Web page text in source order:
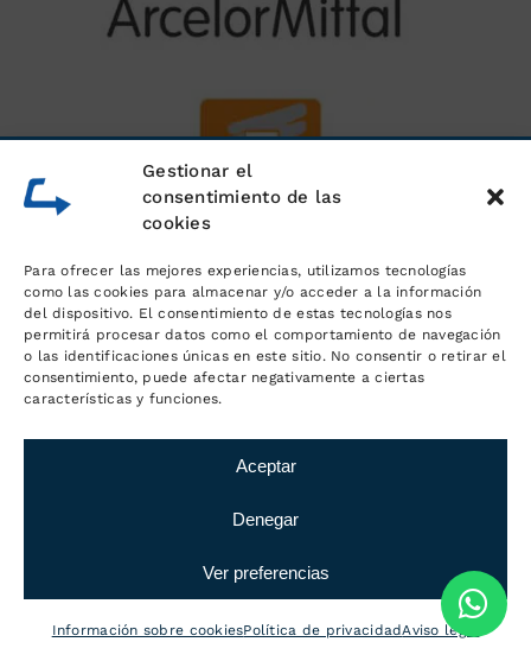
Gestionar el
consentimiento de las
cookies
Para ofrecer las mejores experiencias, utilizamos tecnologías
como las cookies para almacenar y/o acceder a la información
del dispositivo. El consentimiento de estas tecnologías nos
permitirá procesar datos como el comportamiento de navegación
o las identificaciones únicas en este sitio. No consentir o retirar el
consentimiento, puede afectar negativamente a ciertas
características y funciones.
Aceptar
Denegar
Ver preferencias
Información sobre cookiesPolítica de privacidadAviso legal